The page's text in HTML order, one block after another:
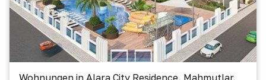
Wohnungen in Alara City Residence, Mahmutlar,